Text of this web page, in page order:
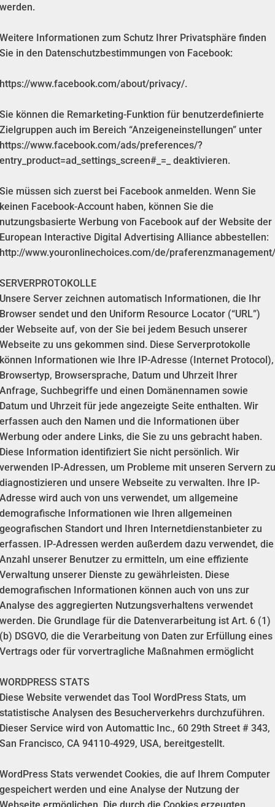
werden.
Weitere Informationen zum Schutz Ihrer Privatsphäre finden
Sie in den Datenschutzbestimmungen von Facebook:
https://www.facebook.com/about/privacy/.
Sie können die Remarketing-Funktion für benutzerdefinierte
Zielgruppen auch im Bereich “Anzeigeneinstellungen” unter
https://www.facebook.com/ads/preferences/?
entry_product=ad_settings_screen#_=_ deaktivieren.
Sie müssen sich zuerst bei Facebook anmelden. Wenn Sie
keinen Facebook-Account haben, können Sie die
nutzungsbasierte Werbung von Facebook auf der Website der
European Interactive Digital Advertising Alliance abbestellen:
http://www.youronlinechoices.com/de/praferenzmanagement/
SERVERPROTOKOLLE
Unsere Server zeichnen automatisch Informationen, die Ihr
Browser sendet und den Uniform Resource Locator (“URL”)
der Webseite auf, von der Sie bei jedem Besuch unserer
Webseite zu uns gekommen sind. Diese Serverprotokolle
können Informationen wie Ihre IP-Adresse (Internet Protocol),
Browsertyp, Browsersprache, Datum und Uhrzeit Ihrer
Anfrage, Suchbegriffe und einen Domänennamen sowie
Datum und Uhrzeit für jede angezeigte Seite enthalten. Wir
erfassen auch den Namen und die Informationen über
Werbung oder andere Links, die Sie zu uns gebracht haben.
Diese Information identifiziert Sie nicht persönlich. Wir
verwenden IP-Adressen, um Probleme mit unseren Servern zu
diagnostizieren und unsere Webseite zu verwalten. Ihre IP-
Adresse wird auch von uns verwendet, um allgemeine
demografische Informationen wie Ihren allgemeinen
geografischen Standort und Ihren Internetdienstanbieter zu
erfassen. IP-Adressen werden außerdem dazu verwendet, die
Anzahl unserer Benutzer zu ermitteln, um eine effiziente
Verwaltung unserer Dienste zu gewährleisten. Diese
demografischen Informationen können auch von uns zur
Analyse des aggregierten Nutzungsverhaltens verwendet
werden. Die Grundlage für die Datenverarbeitung ist Art. 6 (1)
(b) DSGVO, die die Verarbeitung von Daten zur Erfüllung eines
Vertrags oder für vorvertragliche Maßnahmen ermöglicht
WORDPRESS STATS
Diese Website verwendet das Tool WordPress Stats, um
statistische Analysen des Besucherverkehrs durchzuführen.
Dieser Service wird von Automattic Inc., 60 29th Street # 343,
San Francisco, CA 94110-4929, USA, bereitgestellt.
WordPress Stats verwendet Cookies, die auf Ihrem Computer
gespeichert werden und eine Analyse der Nutzung der